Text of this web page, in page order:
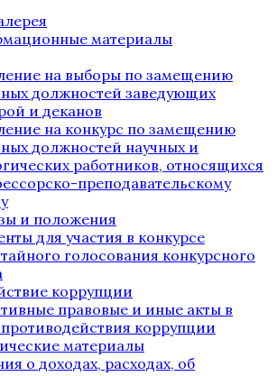
материалы
на выборы по замещению
должностей заведующих
и деканов
на конкурс по замещению
должностей научных и
работников, относящихся
преподавательскому
и положения
для участия в конкурсе
голосования конкурсного
коррупции
правовые и иные акты в
коррупции
материалы
о доходах, расходах, об